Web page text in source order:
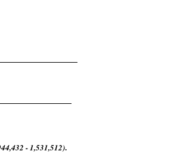
- 1,531,512).